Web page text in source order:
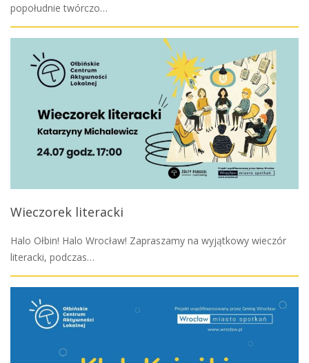
popołudnie twórczo…
Wieczorek literacki
Halo Ołbin! Halo Wrocław! Zapraszamy na wyjątkowy wieczór
literacki, podczas…